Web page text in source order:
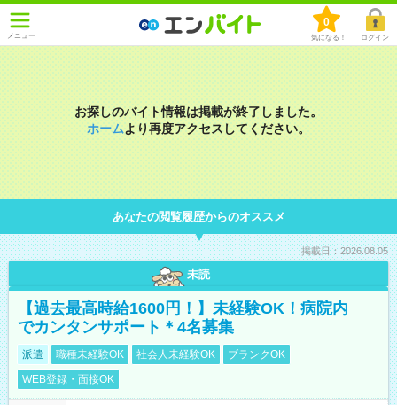
メニュー
0
気になる！ ログイン
お探しのバイト情報は掲載が終了しました。
ホームより再度アクセスしてください。
あなたの閲覧履歴からのオススメ
掲載日：2026.08.05
未読
【過去最高時給1600円！】未経験OK！病院内
でカンタンサポート＊4名募集
派遣 職種未経験OK 社会人未経験OK
ブランクOK
WEB登録・面接OK